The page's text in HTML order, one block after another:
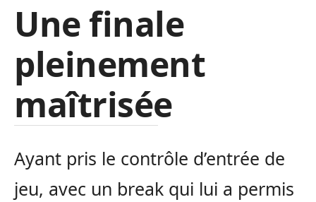
Une finale
pleinement
maîtrisée
Ayant pris le contrôle d’entrée de
jeu, avec un break qui lui a permis